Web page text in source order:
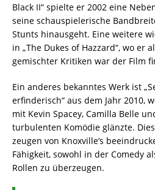
Black II“ spielte er 2002 eine
seine schauspielerische
Stunts hinausgeht. Eine weitere
in „The Dukes of Hazzard“, wo er
gemischter Kritiken war der Film
Ein anderes bekanntes Werk ist
erfinderisch“ aus dem Jahr 2010,
mit Kevin Spacey, Camilla Belle
turbulenten Komödie glänzte.
zeugen von Knoxville’s
Fähigkeit, sowohl in der Comedy
Rollen zu überzeugen.